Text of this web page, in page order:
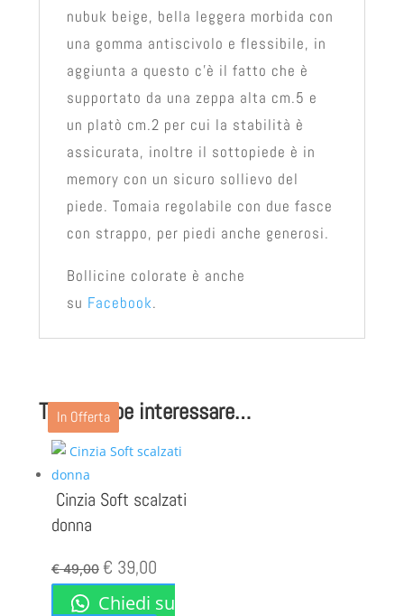
nubuk beige, bella leggera morbida con
una gomma antiscivolo e flessibile, in
aggiunta a questo c’è il fatto che è
supportato da una zeppa alta cm.5 e
un platò cm.2 per cui la stabilità è
assicurata, inoltre il sottopiede è in
memory con un sicuro sollievo del
piede. Tomaia regolabile con due fasce
con strappo, per piedi anche generosi.
Bollicine colorate è anche
su Facebook.
Ti potrebbe interessare…
In Offerta
Cinzia Soft scalzati
donna
€49,00
Il
prezzo
€ 39,00Il
prezzo
Chiedi su
In Offerta
In Offerta
In Offerta